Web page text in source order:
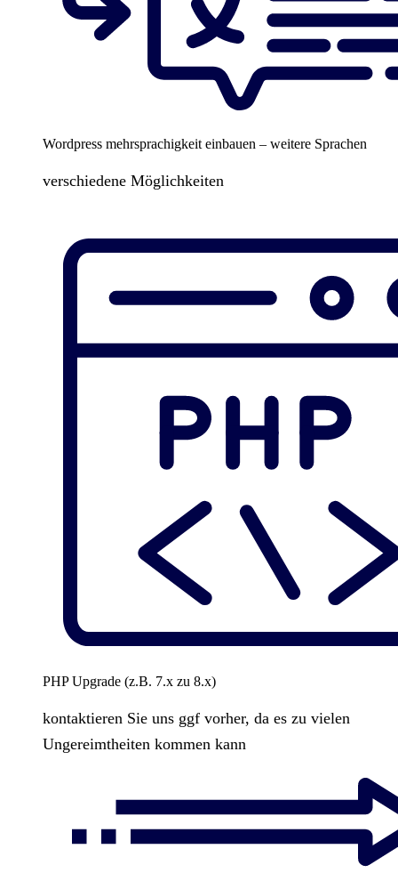
Wordpress mehrsprachigkeit einbauen – weitere Sprachen
verschiedene Möglichkeiten
PHP Upgrade (z.B. 7.x zu 8.x)
kontaktieren Sie uns ggf vorher, da es zu vielen
Ungereimtheiten kommen kann